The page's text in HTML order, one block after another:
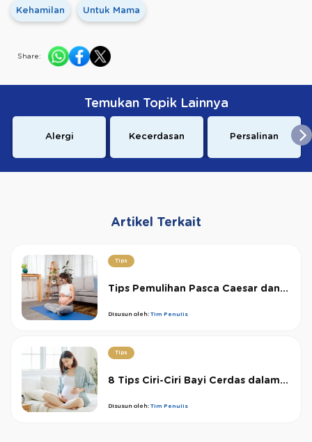
Kehamilan Untuk Mama
Share:
Temukan Topik Lainnya
Alergi Kecerdasan Persalinan
Artikel Terkait
Tips
Tips Pemulihan Pasca Caesar dan...
Disusun oleh: Tim Penulis
Tips
8 Tips Ciri-Ciri Bayi Cerdas dalam...
Disusun oleh: Tim Penulis